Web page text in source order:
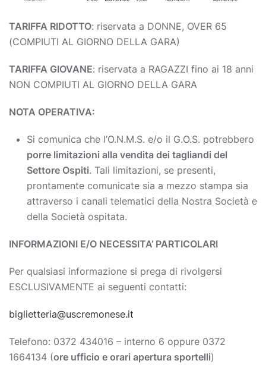
TARIFFA RIDOTTO: riservata a DONNE, OVER 65
(COMPIUTI AL GIORNO DELLA GARA)
TARIFFA GIOVANE: riservata a RAGAZZI fino ai 18 anni
NON COMPIUTI AL GIORNO DELLA GARA
NOTA OPERATIVA:
Si comunica che l’O.N.M.S. e/o il G.O.S. potrebbero
porre limitazioni alla vendita dei tagliandi del
Settore Ospiti. Tali limitazioni, se presenti,
prontamente comunicate sia a mezzo stampa sia
attraverso i canali telematici della Nostra Società e
della Società ospitata.
INFORMAZIONI E/O NECESSITA’ PARTICOLARI
Per qualsiasi informazione si prega di rivolgersi
ESCLUSIVAMENTE ai seguenti contatti:
biglietteria@uscremonese.it
Telefono: 0372 434016 – interno 6 oppure 0372
1664134 (ore ufficio e orari apertura sportelli)